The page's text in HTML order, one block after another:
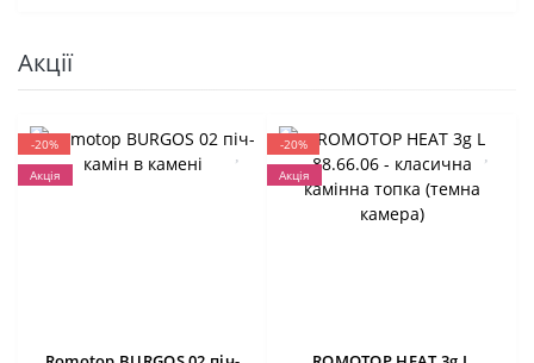
Акції
-20%
Акція
-20%
Акція